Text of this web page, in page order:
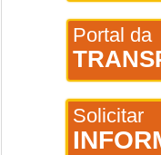
Portal da
Solicitar